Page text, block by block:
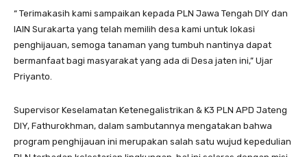
“ Terimakasih kami sampaikan kepada PLN Jawa Tengah DIY dan
IAIN Surakarta yang telah memilih desa kami untuk lokasi
penghijauan, semoga tanaman yang tumbuh nantinya dapat
bermanfaat bagi masyarakat yang ada di Desa jaten ini,” Ujar
Priyanto.
Supervisor Keselamatan Ketenegalistrikan & K3 PLN APD Jateng
DIY, Fathurokhman, dalam sambutannya mengatakan bahwa
program penghijauan ini merupakan salah satu wujud kepedulian